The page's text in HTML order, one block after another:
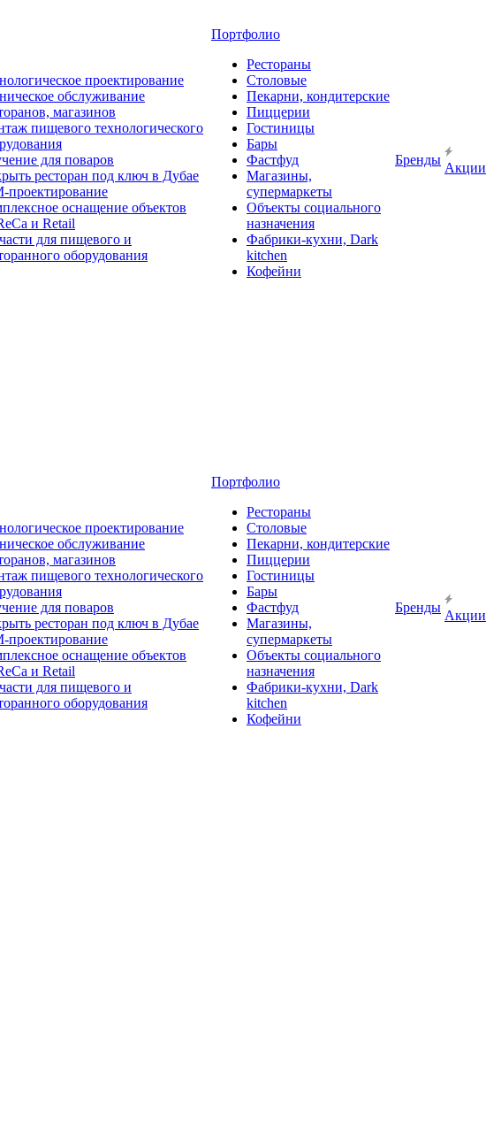
проектирование
обслуживание
магазинов
пищевого технологического
для поваров
ресторан под ключ в Дубае
проектирование
оснащение объектов
и Retail
для пищевого и
оборудования
Портфолио
Рестораны
Столовые
Пекарни, кондитерские
Пиццерии
Гостиницы
Бары
Фастфуд
Магазины,
супермаркеты
Объекты социального
назначения
Фабрики-кухни, Dark
kitchen
Кофейни
Бренды
Акции
проектирование
обслуживание
магазинов
пищевого технологического
для поваров
ресторан под ключ в Дубае
проектирование
оснащение объектов
и Retail
для пищевого и
оборудования
Портфолио
Рестораны
Столовые
Пекарни, кондитерские
Пиццерии
Гостиницы
Бары
Фастфуд
Магазины,
супермаркеты
Объекты социального
назначения
Фабрики-кухни, Dark
kitchen
Кофейни
Бренды
Акции